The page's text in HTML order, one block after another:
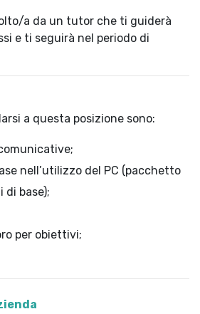
a da un tutor che ti guiderà
e ti seguirà nel periodo di
a questa posizione sono:
nell’utilizzo del PC (pacchetto
di base);
per obiettivi;